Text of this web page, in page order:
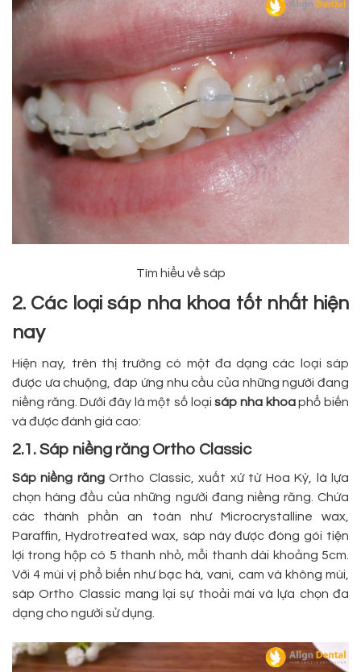
Tìm hiểu về sáp
2. Các loại sáp nha khoa tốt nhất hiện
nay
Hiện nay, trên thị trường có một đa dạng các loại sáp
được ưa chuộng, đáp ứng nhu cầu của những người đang
niềng răng. Dưới đây là một số loạisáp nha khoaphổ biến
và được đánh giá cao:
2.1. Sáp niềng răng Ortho Classic
Sáp niềng răngOrtho Classic, xuất xứ từ Hoa Kỳ, là lựa
chọn hàng đầu của những người đang niềng răng. Chứa
các thành phần an toàn như Microcrystalline wax,
Paraffin, Hydrotreated wax, sáp này được đóng gói tiện
lợi trong hộp có 5 thanh nhỏ, mỗi thanh dài khoảng 5cm.
Với 4 mùi vị phổ biến như bạc hà, vani, cam và không mùi,
sáp Ortho Classic mang lại sự thoải mái và lựa chọn đa
dạng cho người sử dụng.